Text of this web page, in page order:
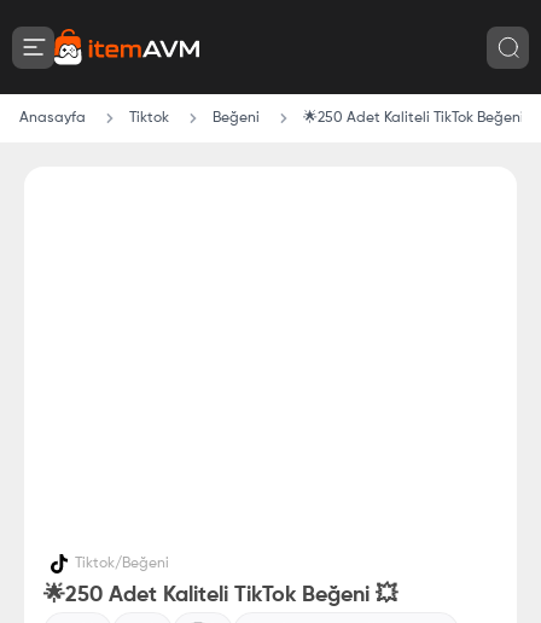
Anasayfa Tiktok Beğeni 🌟250 Adet Kaliteli TikTok Beğeni 💥
Tiktok/ Beğeni
🌟250 Adet Kaliteli TikTok Beğeni 💥